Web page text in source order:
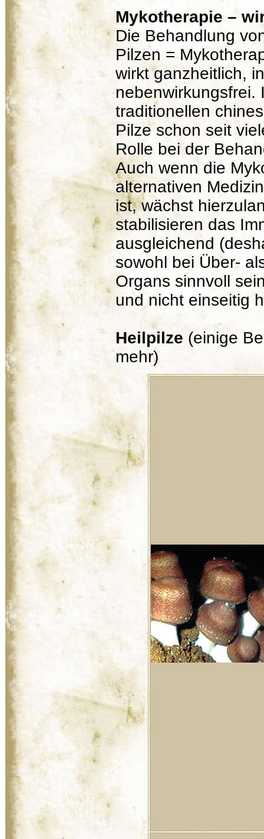
Mykotherapie –
Die Behandlung
Pilzen =
wirkt ganzheitlich,
nebenwirkungsfrei.
traditionellen
Pilze schon seit
Rolle bei der
Auch wenn die
alternativen
ist, wächst
stabilisieren das
ausgleichend
sowohl bei Über-
Organs sinnvoll
und nicht einseitig
Heilpilze (einige
mehr)